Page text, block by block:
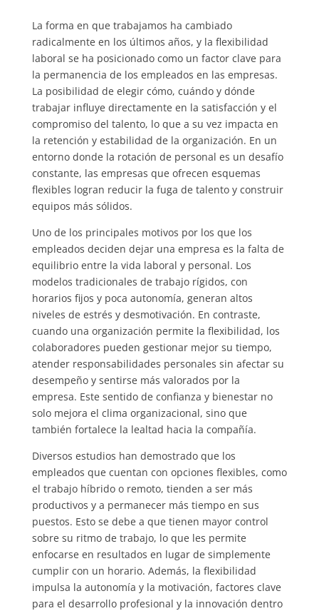
La forma en que trabajamos ha cambiado
radicalmente en los últimos años, y la flexibilidad
laboral se ha posicionado como un factor clave para
la permanencia de los empleados en las empresas.
La posibilidad de elegir cómo, cuándo y dónde
trabajar influye directamente en la satisfacción y el
compromiso del talento, lo que a su vez impacta en
la retención y estabilidad de la organización. En un
entorno donde la rotación de personal es un desafío
constante, las empresas que ofrecen esquemas
flexibles logran reducir la fuga de talento y construir
equipos más sólidos.
Uno de los principales motivos por los que los
empleados deciden dejar una empresa es la falta de
equilibrio entre la vida laboral y personal. Los
modelos tradicionales de trabajo rígidos, con
horarios fijos y poca autonomía, generan altos
niveles de estrés y desmotivación. En contraste,
cuando una organización permite la flexibilidad, los
colaboradores pueden gestionar mejor su tiempo,
atender responsabilidades personales sin afectar su
desempeño y sentirse más valorados por la
empresa. Este sentido de confianza y bienestar no
solo mejora el clima organizacional, sino que
también fortalece la lealtad hacia la compañía.
Diversos estudios han demostrado que los
empleados que cuentan con opciones flexibles, como
el trabajo híbrido o remoto, tienden a ser más
productivos y a permanecer más tiempo en sus
puestos. Esto se debe a que tienen mayor control
sobre su ritmo de trabajo, lo que les permite
enfocarse en resultados en lugar de simplemente
cumplir con un horario. Además, la flexibilidad
impulsa la autonomía y la motivación, factores clave
para el desarrollo profesional y la innovación dentro